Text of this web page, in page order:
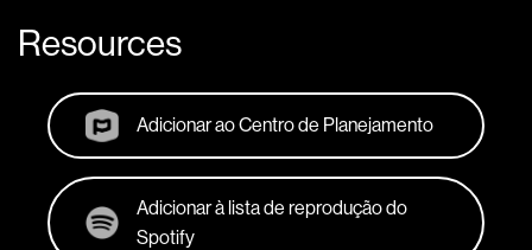
Resources
Adicionar ao Centro de Planejamento
Adicionar à lista de reprodução do
Spotify